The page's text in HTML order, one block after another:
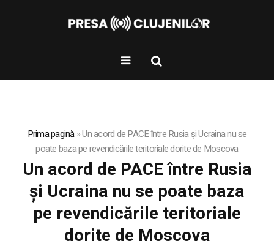
Prima pagină»Un acord de PACE între Rusia și Ucraina nu se
poate baza pe revendicările teritoriale dorite de Moscova
Un acord de PACE între Rusia
și Ucraina nu se poate baza
pe revendicările teritoriale
dorite de Moscova